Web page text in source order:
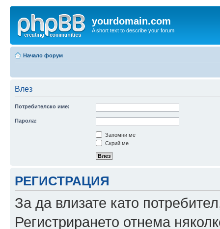
yourdomain.com
A short text to describe your forum
Начало форум
Влез
Потребителско име:
Парола:
Запомни ме
Скрий ме
РЕГИСТРАЦИЯ
За да влизате като
Регистрирането отнема